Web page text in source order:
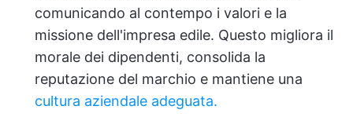
comunicando al contempo i valori e la
missione dell'impresa edile. Questo migliora il
morale dei dipendenti, consolida la
reputazione del marchio e mantiene una
cultura aziendale adeguata.